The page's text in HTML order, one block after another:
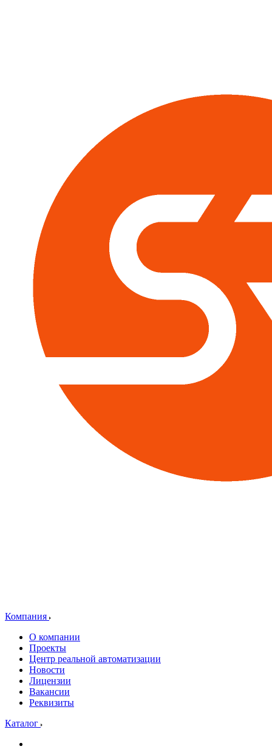
Компания
О компании
Проекты
Центр реальной автоматизации
Новости
Лицензии
Вакансии
Реквизиты
Каталог